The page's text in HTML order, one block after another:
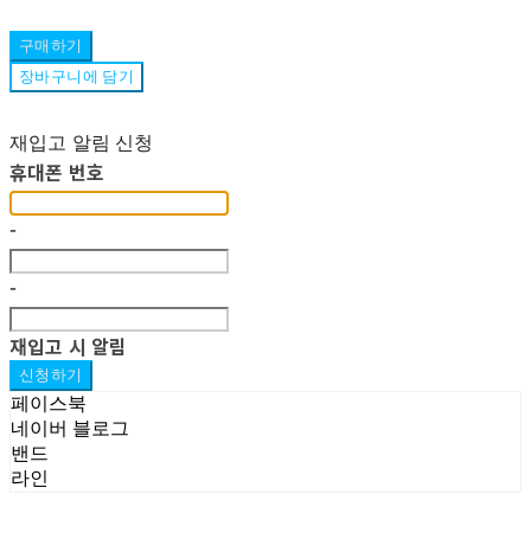
구매하기
장바구니에 담기
재입고 알림 신청
휴대폰 번호
-
-
재입고 시 알림
신청하기
페이스북
네이버 블로그
밴드
라인